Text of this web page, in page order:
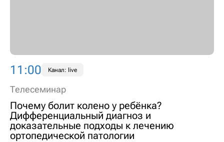
11:00 Канал: live
Телесеминар
Почему болит колено у ребёнка?
Дифференциальный диагноз и
доказательные подходы к лечению
ортопедической патологии